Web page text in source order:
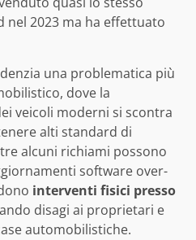
nel 2023 ma ha effettuato
una problematica più
dove la
veicoli moderni si scontra
alti standard di
alcuni richiami possono
software over-
interventi fisici presso
disagi ai proprietari e
automobilistiche.